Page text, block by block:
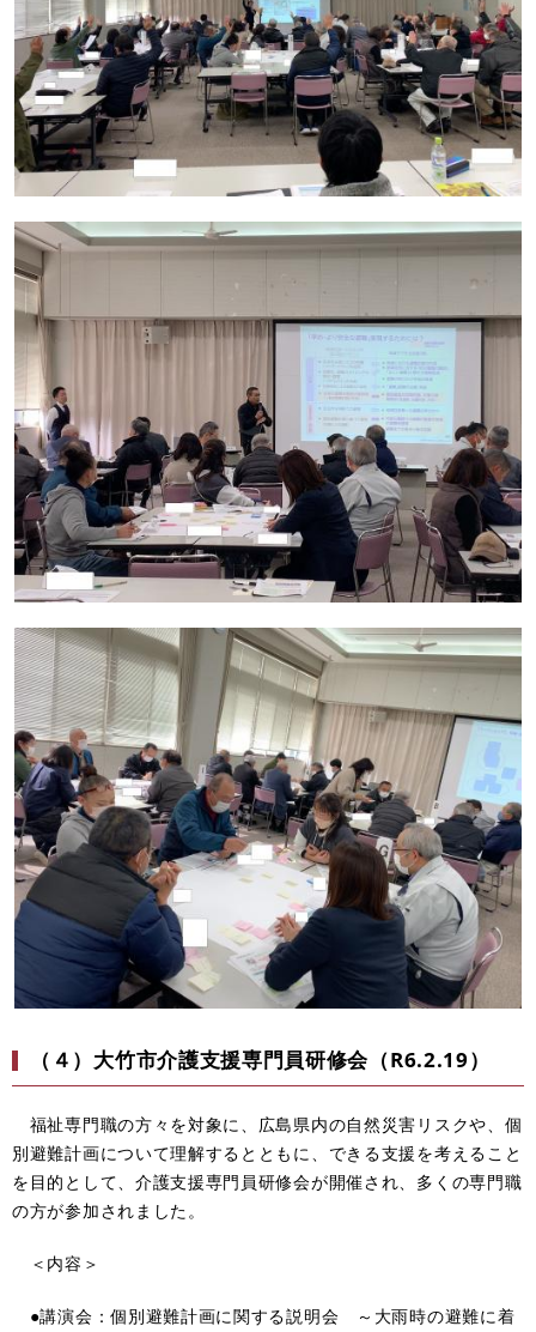
（４）大竹市介護支援専門員研修会（R6.2.19）
福祉専門職の方々を対象に、広島県内の自然災害リスクや、個
別避難計画について理解するとともに、できる支援を考えること
を目的として、介護支援専門員研修会が開催され、多くの専門職
の方が参加されました。
＜内容＞
●講演会：個別避難計画に関する説明会 ～大雨時の避難に着